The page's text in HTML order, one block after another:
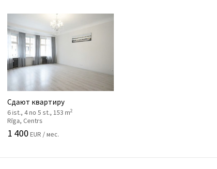
Сдают квартиру
6 ist., 4 no 5 st., 153 m2
Rīga, Centrs
1 400 EUR / мес.